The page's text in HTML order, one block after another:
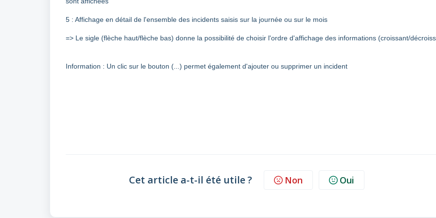
5 : Affichage en détail de l'ensemble des incidents saisis sur la journée ou sur le mois
=> Le sigle (flèche haut/flèche bas) donne la possibilité de choisir l'ordre d'affichage des informations (croissant/
Information : Un clic sur le bouton (...) permet également d'ajouter ou supprimer un incident
Cet article a-t-il été utile ? Non Oui